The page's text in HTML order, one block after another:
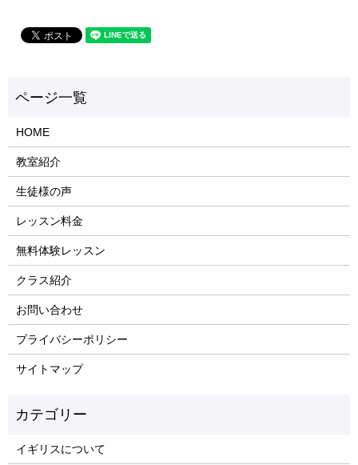
HOME
教室紹介
生徒様の声
レッスン料金
無料体験レッスン
クラス紹介
お問い合わせ
プライバシーポリシー
サイトマップ
イギリスについて